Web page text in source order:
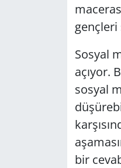
Sosyal
açıyor.
sosyal
bir